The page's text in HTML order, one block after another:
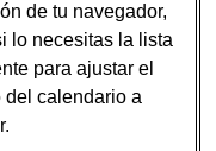
de tu navegador,
lo necesitas la lista
para ajustar el
del calendario a